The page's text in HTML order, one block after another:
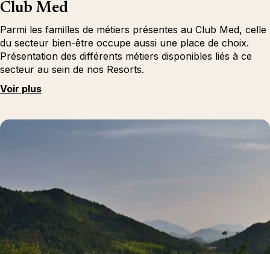
Club Med
Parmi les familles de métiers présentes au Club Med, celle
du secteur bien-être occupe aussi une place de choix.
Présentation des différents métiers disponibles liés à ce
secteur au sein de nos Resorts.
Voir plus